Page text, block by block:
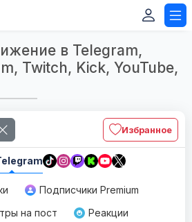
в Telegram,
Twitch, Kick, YouTube,
Избранное
Подписчики Premium
на пост
Реакции